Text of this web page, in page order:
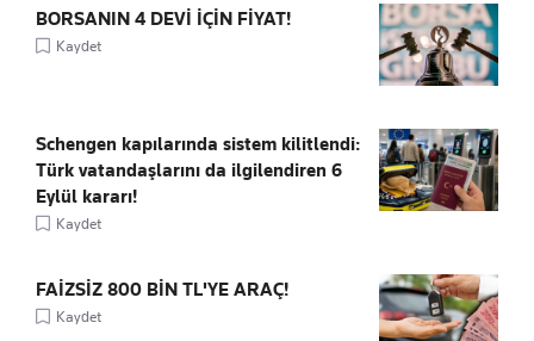
BORSANIN 4 DEVİ İÇİN FİYAT!
Kaydet
Schengen kapılarında sistem kilitlendi:
Türk vatandaşlarını da ilgilendiren 6
Eylül kararı!
Kaydet
FAİZSİZ 800 BİN TL'YE ARAÇ!
Kaydet